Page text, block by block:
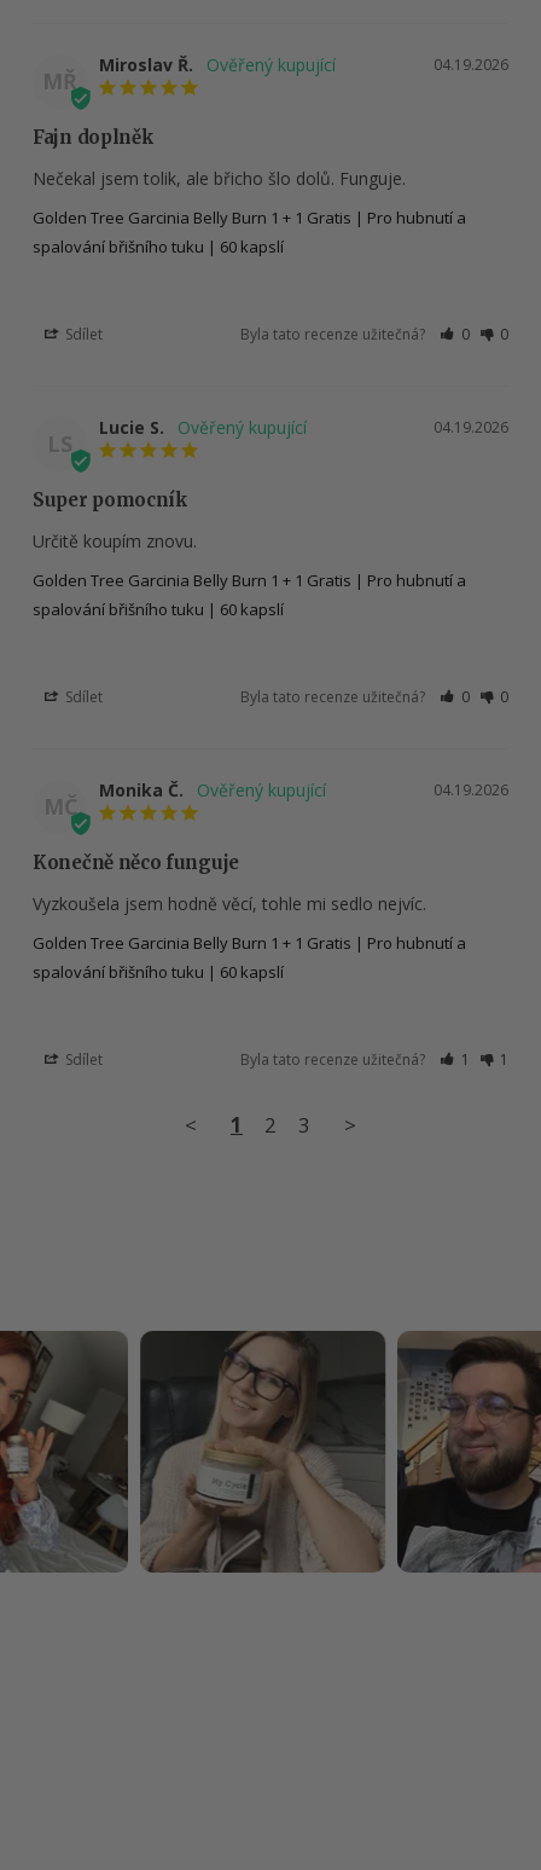
MŘ
04.19.2026
Miroslav Ř.
Fajn doplněk
Nečekal jsem tolik, ale břicho šlo dolů. Funguje.
Golden Tree Garcinia Belly Burn 1 + 1 Gratis | Pro hubnutí a
spalování břišního tuku | 60 kapslí
Sdílet Byla tato recenze užitečná? 0 0
LS
04.19.2026
Lucie S.
Super pomocník
Určitě koupím znovu.
Golden Tree Garcinia Belly Burn 1 + 1 Gratis | Pro hubnutí a
spalování břišního tuku | 60 kapslí
Sdílet Byla tato recenze užitečná? 0 0
MČ
04.19.2026
Monika Č.
Konečně něco funguje
Vyzkoušela jsem hodně věcí, tohle mi sedlo nejvíc.
Golden Tree Garcinia Belly Burn 1 + 1 Gratis | Pro hubnutí a
spalování břišního tuku | 60 kapslí
Sdílet Byla tato recenze užitečná? 1 1
< 1 2 3 >